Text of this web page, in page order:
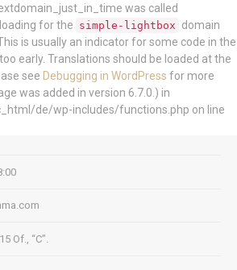
was called
for the simple-lightbox domain
is usually an indicator for some code in the
early. Translations should be loaded at the
see Debugging in WordPress for more
was added in version 6.7.0.) in
de/wp-includes/functions.php on line
Of., “C”.